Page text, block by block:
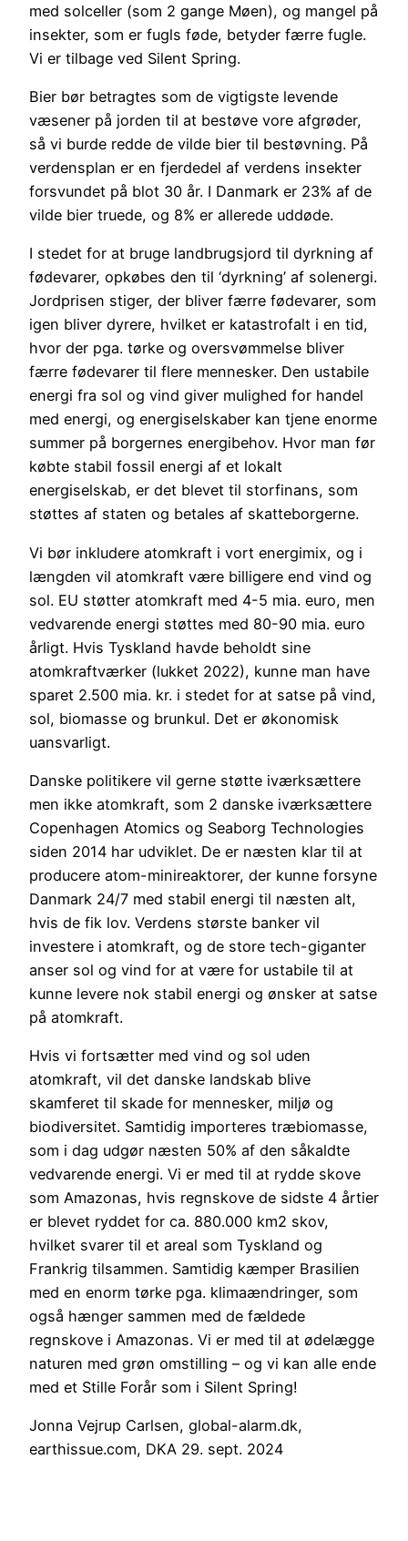
med solceller (som 2 gange Møen), og mangel på
insekter, som er fugls føde, betyder færre fugle.
Vi er tilbage ved Silent Spring.
Bier bør betragtes som de vigtigste levende
væsener på jorden til at bestøve vore afgrøder,
så vi burde redde de vilde bier til bestøvning. På
verdensplan er en fjerdedel af verdens insekter
forsvundet på blot 30 år. I Danmark er 23% af de
vilde bier truede, og 8% er allerede uddøde.
I stedet for at bruge landbrugsjord til dyrkning af
fødevarer, opkøbes den til ‘dyrkning’ af solenergi.
Jordprisen stiger, der bliver færre fødevarer, som
igen bliver dyrere, hvilket er katastrofalt i en tid,
hvor der pga. tørke og oversvømmelse bliver
færre fødevarer til flere mennesker. Den ustabile
energi fra sol og vind giver mulighed for handel
med energi, og energiselskaber kan tjene enorme
summer på borgernes energibehov. Hvor man før
købte stabil fossil energi af et lokalt
energiselskab, er det blevet til storfinans, som
støttes af staten og betales af skatteborgerne.
Vi bør inkludere atomkraft i vort energimix, og i
længden vil atomkraft være billigere end vind og
sol. EU støtter atomkraft med 4-5 mia. euro, men
vedvarende energi støttes med 80-90 mia. euro
årligt. Hvis Tyskland havde beholdt sine
atomkraftværker (lukket 2022), kunne man have
sparet 2.500 mia. kr. i stedet for at satse på vind,
sol, biomasse og brunkul. Det er økonomisk
uansvarligt.
Danske politikere vil gerne støtte iværksættere
men ikke atomkraft, som 2 danske iværksættere
Copenhagen Atomics og Seaborg Technologies
siden 2014 har udviklet. De er næsten klar til at
producere atom-minireaktorer, der kunne forsyne
Danmark 24/7 med stabil energi til næsten alt,
hvis de fik lov. Verdens største banker vil
investere i atomkraft, og de store tech-giganter
anser sol og vind for at være for ustabile til at
kunne levere nok stabil energi og ønsker at satse
på atomkraft.
Hvis vi fortsætter med vind og sol uden
atomkraft, vil det danske landskab blive
skamferet til skade for mennesker, miljø og
biodiversitet. Samtidig importeres træbiomasse,
som i dag udgør næsten 50% af den såkaldte
vedvarende energi. Vi er med til at rydde skove
som Amazonas, hvis regnskove de sidste 4 årtier
er blevet ryddet for ca. 880.000 km2 skov,
hvilket svarer til et areal som Tyskland og
Frankrig tilsammen. Samtidig kæmper Brasilien
med en enorm tørke pga. klimaændringer, som
også hænger sammen med de fældede
regnskove i Amazonas. Vi er med til at ødelægge
naturen med grøn omstilling – og vi kan alle ende
med et Stille Forår som i Silent Spring!
Jonna Vejrup Carlsen, global-alarm.dk,
earthissue.com, DKA 29. sept. 2024